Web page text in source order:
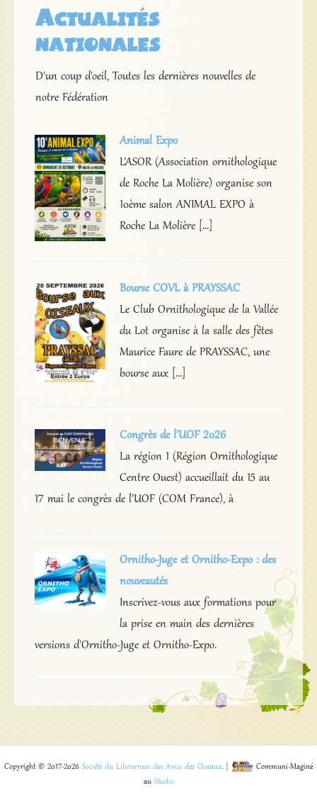
Actualités
nationales
D'un coup d'oeil, Toutes les dernières nouvelles de
notre Fédération
Animal Expo
L’ASOR (Association ornithologique
de Roche La Molière) organise son
10ème salon ANIMAL EXPO à
Roche La Molière […]
Bourse COVL à PRAYSSAC
Le Club Ornithologique de la Vallée
du Lot organise à la salle des fêtes
Maurice Faure de PRAYSSAC, une
bourse aux […]
Congrès de l’UOF 2026
La région 1 (Région Ornithologique
Centre Ouest) accueillait du 15 au
17 mai le congrès de l’UOF (COM France), à
Ornitho-Juge et Ornitho-Expo : des
nouveautés
Inscrivez-vous aux formations pour
la prise en main des dernières
versions d'Ornitho-Juge et Ornitho-Expo.
Copyright © 2017-2026 Société du Libournais des Amis des Oiseaux. |
Communi-Maginé
au Studio